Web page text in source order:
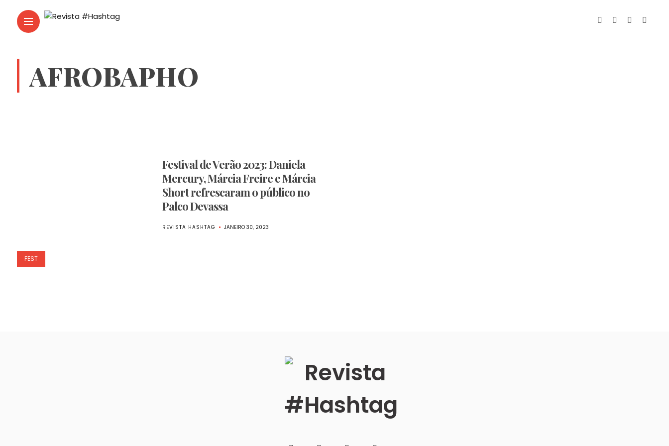
AFROBAPHO
FEST
Festival de Verão 2023: Daniela
Mercury, Márcia Freire e Márcia
Short refrescaram o público no
Palco Devassa
REVISTA HASHTAG JANEIRO 30, 2023